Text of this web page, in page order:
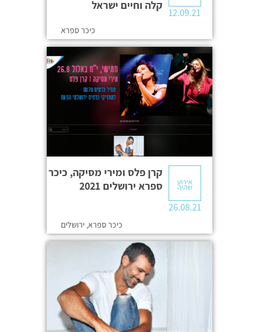
קלה וחיים ישראל
כיכר ספרא
12.09.21
קרן פלס ומירי מסיקה, כיכר
ספרא ירושלים 2021
כיכר ספרא, ירושלים
אירוע
שהיה
26.08.21